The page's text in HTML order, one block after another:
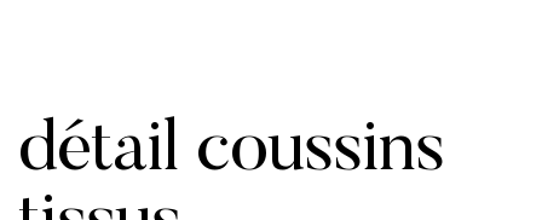
détail coussins